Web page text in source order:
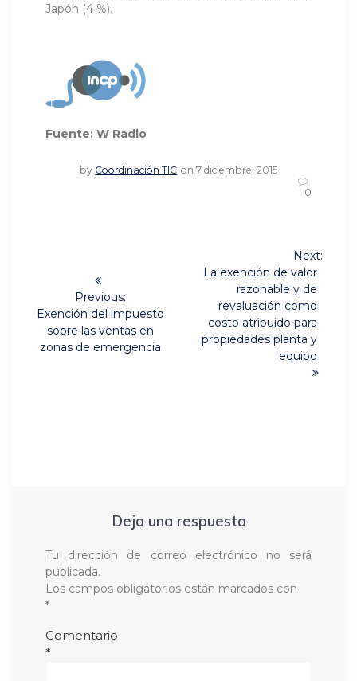
Japón (4 %).
Fuente: W Radio
by Coordinación TIC on 7 diciembre, 2015
0
entradas
Previous:
Previous
post:
Exención del impuesto
sobre las ventas en
zonas de emergencia
Next:
Next
La exención de valor
razonable y de
revaluación como
costo atribuido para
propiedades planta y
equipo
Deja una respuesta
Tu dirección de correo electrónico no será
publicada.
Los campos obligatorios están marcados con
*
Comentario
*